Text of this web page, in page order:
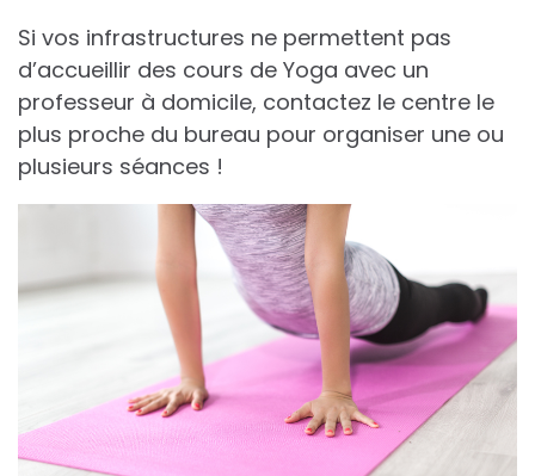
Si vos infrastructures ne permettent pas
d’accueillir des cours de Yoga avec un
professeur à domicile, contactez le centre le
plus proche du bureau pour organiser une ou
plusieurs séances !